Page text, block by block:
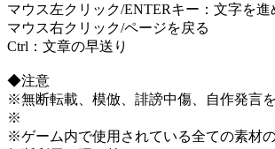
マウス左クリック/ENTERキー：文字を進
マウス右クリック/ページを戻る
Ctrl：文章の早送り
◆注意
※無断転載、模倣、誹謗中傷、自作発言
※
※ゲーム内で使用されている全ての素材